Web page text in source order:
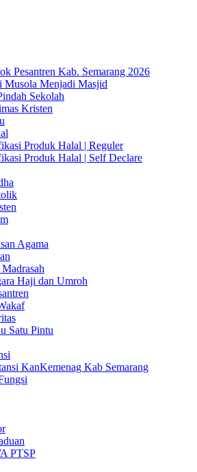
Pesantren Kab. Semarang 2026
Musola Menjadi Masjid
Sekolah
Kristen
Produk Halal | Reguler
Produk Halal | Self Declare
Agama
Haji dan Umroh
Satu Pintu
KanKemenag Kab Semarang
PTSP